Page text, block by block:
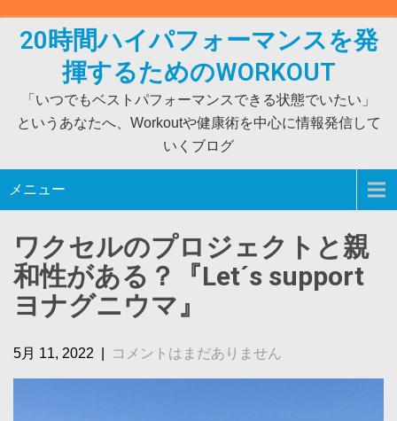
20時間ハイパフォーマンスを発
揮するためのWORKOUT
「いつでもベストパフォーマンスできる状態でいたい」
というあなたへ、Workoutや健康術を中心に情報発信して
いくブログ
メニュー
ワクセルのプロジェクトと親
和性がある？『Let´s support
ヨナグニウマ』
5月 11, 2022 コメントはまだありません